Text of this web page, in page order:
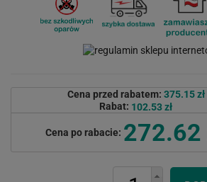
Cena przed rabatem: 375.15 zł
Rabat: 102.53 zł
Cena po rabacie: 272.62